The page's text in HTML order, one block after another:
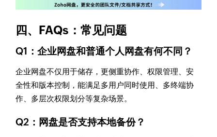
四、FAQs：常见问题
Q1：企业网盘和普通个人网盘有何不同？
企业网盘不仅用于储存，更侧重协作、权限管理、安
全性和版本控制，能满足多用户同时使用、多终端协
作、多层次权限划分等复杂场景。
Q2：网盘是否支持本地备份？